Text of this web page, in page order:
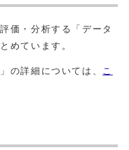
価・分析する「データ
めています。
の詳細については、
こ